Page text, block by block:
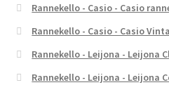
Rannekello - Casio - Casio
Rannekello - Casio - Casio
Rannekello - Leijona - Leijona
Rannekello - Leijona - Leijona